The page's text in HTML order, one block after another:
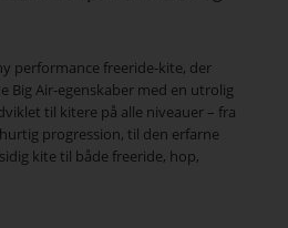
performance freeride-kite, der
Big Air-egenskaber med en utrolig
til kitere på alle niveauer – fra
progression, til den erfarne
kite til både freeride, hop,